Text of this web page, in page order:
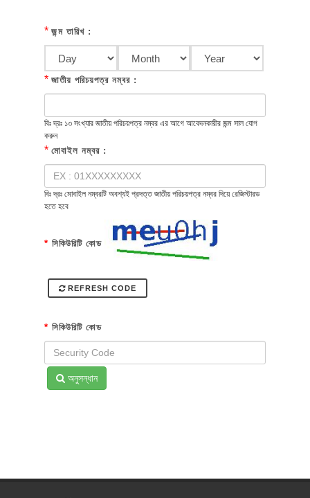
* জন্ম তারিখ :
* জাতীয় পরিচয়পত্র নম্বর :
বিঃ দ্রঃ ১৩ সংখ্যার জাতীয় পরিচয়পত্র নম্বর এর আগে আবেদনকারীর জন্ম সাল যোগ
করুন
* মোবাইল নম্বর :
বিঃ দ্রঃ মোবাইল নম্বরটি অবশ্যই প্রদত্ত জাতীয় পরিচয়পত্র নম্বর দিয়ে রেজিস্টারড
হতে হবে
* সিকিউরিটি কোড
REFRESH CODE
* সিকিউরিটি কোড
অনুসন্ধান